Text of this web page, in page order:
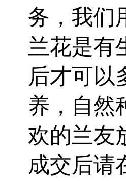
务，我们
兰花是有
后才可以
养，自然
欢的兰友
成交后请